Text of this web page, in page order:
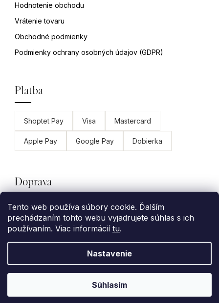
Tento web používa súbory cookie. Ďalším
prechádzaním tohto webu vyjadrujete súhlas s ich
používaním. Viac informácií tu.
Nastavenie
Súhlasím
Hodnotenie obchodu
Vrátenie tovaru
Obchodné podmienky
Podmienky ochrany osobných údajov (GDPR)
Platba
Shoptet Pay Visa Mastercard
Apple Pay Google Pay Dobierka
Doprava
GLS Packeta Slovenská pošta
Copyright 2026Wearmee. Všetky práva
Upraviť nastavenie cookies